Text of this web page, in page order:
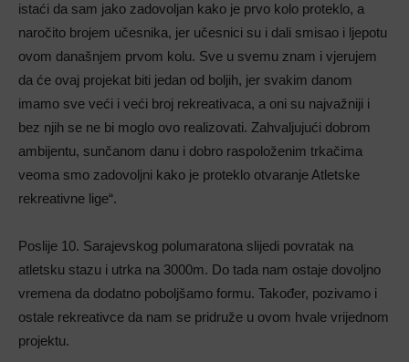
istaći da sam jako zadovoljan kako je prvo kolo proteklo, a
naročito brojem učesnika, jer učesnici su i dali smisao i ljepotu
ovom današnjem prvom kolu. Sve u svemu znam i vjerujem
da će ovaj projekat biti jedan od boljih, jer svakim danom
imamo sve veći i veći broj rekreativaca, a oni su najvažniji i
bez njih se ne bi moglo ovo realizovati. Zahvaljujući dobrom
ambijentu, sunčanom danu i dobro raspoloženim trkačima
veoma smo zadovoljni kako je proteklo otvaranje Atletske
rekreativne lige“.
Poslije 10. Sarajevskog polumaratona slijedi povratak na
atletsku stazu i utrka na 3000m. Do tada nam ostaje dovoljno
vremena da dodatno poboljšamo formu. Također, pozivamo i
ostale rekreativce da nam se pridruže u ovom hvale vrijednom
projektu.